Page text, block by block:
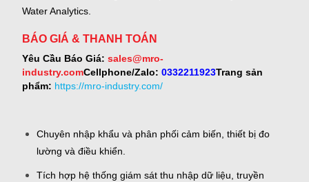
Water Analytics.
BÁO GIÁ & THANH TOÁN
Yêu Cầu Báo Giá: sales@mro-
industry.comCellphone/Zalo: 0332211923Trang sản
phẩm: https://mro-industry.com/
Chuyên nhập khẩu và phân phối cảm biến, thiết bị đo
lường và điều khiển.
Tích hợp hệ thống giám sát thu nhập dữ liệu, truyền